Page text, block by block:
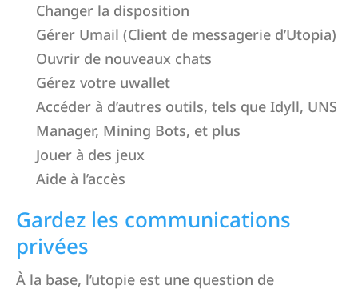
Changer la disposition
Gérer Umail (Client de messagerie d’Utopia)
Ouvrir de nouveaux chats
Gérez votre uwallet
Accéder à d’autres outils, tels que Idyll, UNS
Manager, Mining Bots, et plus
Jouer à des jeux
Aide à l’accès
Gardez les communications
privées
À la base, l’utopie est une question de